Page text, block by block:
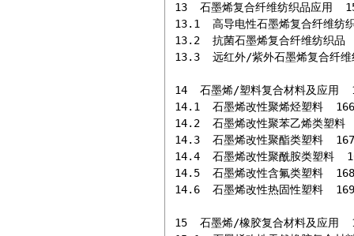
13  石墨烯复合纤维纺织品应用
13.1  高导电性石墨烯复合纤维纺
13.2  抗菌石墨烯复合纤维纺织品
13.3  远红外/紫外石墨烯复合纤
14  石墨烯/塑料复合材料及应用
14.1  石墨烯改性聚烯烃塑料  166
14.2  石墨烯改性聚苯乙烯类塑料
14.3  石墨烯改性聚酯类塑料  167
14.4  石墨烯改性聚酰胺类塑料
14.5  石墨烯改性含氟类塑料  168
14.6  石墨烯改性热固性塑料  169
15  石墨烯/橡胶复合材料及应用